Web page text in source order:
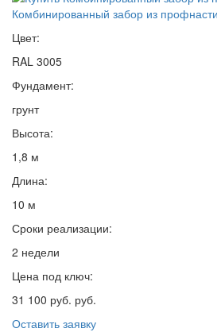
Комбинированный забор из
Цвет:
RAL 3005
Фундамент:
грунт
Высота:
1,8 м
Длина:
10 м
Сроки реализации:
2 недели
Цена под ключ:
31 100 руб. руб.
Оставить заявку